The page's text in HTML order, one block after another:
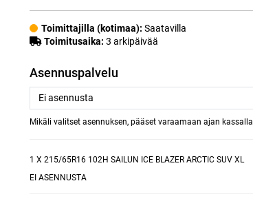
Toimittajilla (kotimaa): Saatavilla
Toimitusaika: 3 arkipäivää
Asennuspalvelu
Mikäli valitset asennuksen, pääset varaamaan ajan kassalla
1 X 215/65R16 102H SAILUN ICE BLAZER ARCTIC SUV XL
EI ASENNUSTA